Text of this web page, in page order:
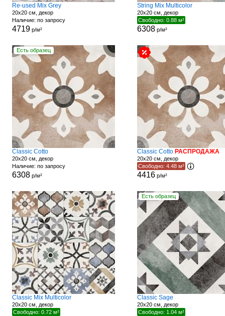
Re-used Mix Grey
20x20 см, декор
Наличие: по запросу
4719р/м²
String Mix Multicolor
20x20 см, декор
Свободно: 0.88 м²
6308р/м²
Есть образец
Classic Cotto
20x20 см, декор
Наличие: по запросу
6308р/м²
Classic Cotto РАСПРОДАЖА
20x20 см, декор
Свободно: 4.48 м²
4416р/м²
Classic Mix Multicolor
20x20 см, декор
Свободно: 0.72 м²
Есть образец
Classic Sage
20x20 см, декор
Свободно: 1.04 м²